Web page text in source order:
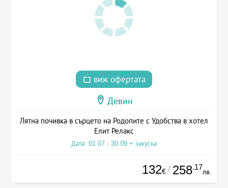
виж офертата
Девин
Лятна почивка в сърцето на Родопите с Удобства в хотел
Елит Релакс
Дата: 01.07 - 30.09 + закуска
132€ / 258.17
лв.